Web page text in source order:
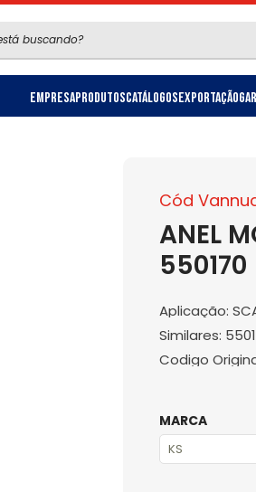
EmpresaProdutosCatálogosExportação
Cód
ANEL
550170
Aplicação:
Similares:
Codigo
MARCA